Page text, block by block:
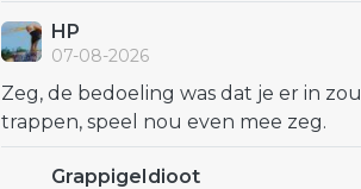
HP
07-08-2026
Zeg, de bedoeling was dat je er in zou
trappen, speel nou even mee zeg.
GrappigeIdioot